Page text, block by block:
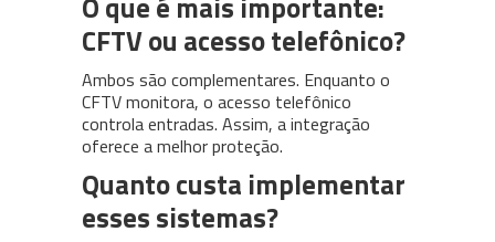
CFTV ou acesso telefônico?
Ambos são complementares. Enquanto o
CFTV monitora, o acesso telefônico
controla entradas. Assim, a integração
oferece a melhor proteção.
Quanto custa implementar
esses sistemas?